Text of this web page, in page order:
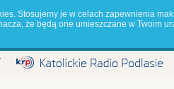
Stosujemy je w celach zapewnienia
że będą one umieszczane w Twoim